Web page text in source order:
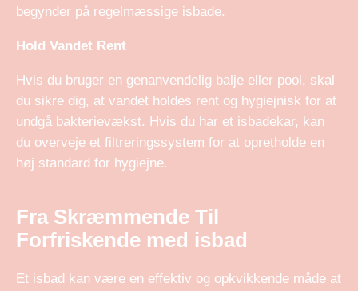
begynder på regelmæssige isbade.
Hold Vandet Rent
Hvis du bruger en genanvendelig balje eller pool, skal
du sikre dig, at vandet holdes rent og hygiejnisk for at
undgå bakterievækst. Hvis du har et isbadekar, kan
du overveje et filtreringssystem for at opretholde en
høj standard for hygiejne.
Fra Skræmmende Til
Forfriskende med isbad
Et isbad kan være en effektiv og opkvikkende måde at